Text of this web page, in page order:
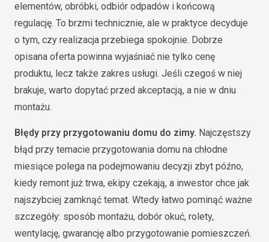
elementów, obróbki, odbiór odpadów i końcową
regulację. To brzmi technicznie, ale w praktyce decyduje
o tym, czy realizacja przebiega spokojnie. Dobrze
opisana oferta powinna wyjaśniać nie tylko cenę
produktu, lecz także zakres usługi. Jeśli czegoś w niej
brakuje, warto dopytać przed akceptacją, a nie w dniu
montażu.
Błędy przy przygotowaniu domu do zimy. Najczęstszy
błąd przy temacie przygotowania domu na chłodne
miesiące polega na podejmowaniu decyzji zbyt późno,
kiedy remont już trwa, ekipy czekają, a inwestor chce jak
najszybciej zamknąć temat. Wtedy łatwo pominąć ważne
szczegóły: sposób montażu, dobór okuć, rolety,
wentylację, gwarancję albo przygotowanie pomieszczeń.